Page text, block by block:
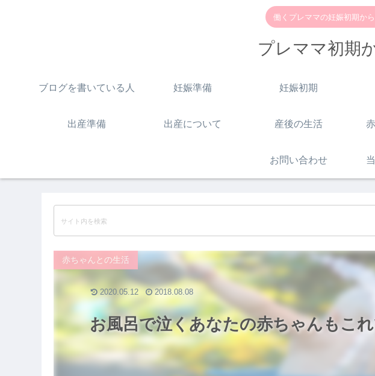
働くプレママの妊娠初期か
プレママ初期
ブログを書いている人 妊娠準備 妊娠初期
出産準備 出産について 産後の生活
お問い合わせ
お風呂で泣くあなたの赤ちゃんもこれ
赤ちゃんとの生活
2020.05.12 2018.08.08